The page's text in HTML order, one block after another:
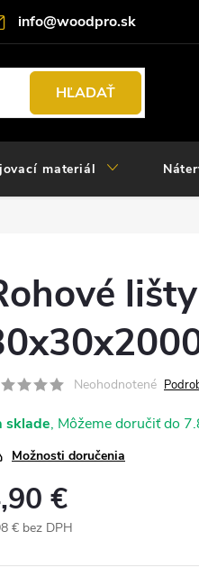
info@woodpro.sk
HĽADAŤ
materiál
Neohodnotené
sklade
Možnosti doručenia
€
€ bez DPH